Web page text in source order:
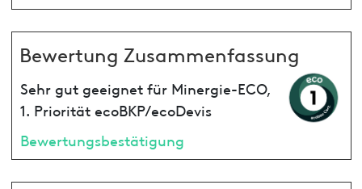
Bewertung Zusammenfassung
Sehr gut geeignet für Minergie-ECO,
1. Priorität ecoBKP/ecoDevis
Bewertungsbestätigung